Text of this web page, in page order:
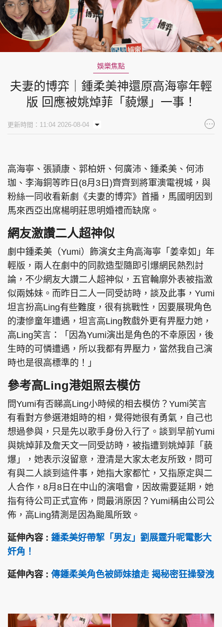
娛樂焦點
夫妻的博弈｜鍾柔美神還原高海寧年輕
版 回應被姚焯菲「藐爆」一事！
更新時間：11:04 2026-08-04
高海寧、張頴康、郭柏妍、何廣沛、鍾柔美、何沛
珈、李海銅等昨日(8月3日)齊齊到將軍澳電視城，與
粉絲一同收看新劇《夫妻的博弈》首播，馬國明因到
馬來西亞出席楊明莊思明婚禮而缺席。
網友激讚二人超神似
劇中鍾柔美（Yumi）飾演女主角高海寧「姜幸如」年
輕版，兩人在劇中的同款造型隨即引爆網民熱烈討
論，不少網友大讚二人超神似，五官輪廓外表被指激
似兩姊妹。而昨日二人一同受訪時，談及此事，Yumi
坦言扮高Ling有些難度，很有挑戰性，因要展現角色
的淒慘童年遭遇，坦言高Ling教戲外更有畀壓力她，
高Ling笑言：「因為Yumi演出是角色的不幸原因，後
生時的可憐遭遇，所以我都有畀壓力，當然我自己演
時也是很高標準的！」
參考高Ling港姐照去模仿
問Yumi有否睇高Ling小時候的相去模仿？Yumi笑言
有看對方參選港姐時的相，覺得她很有勇氣，自己也
想過參與，只是先以歌手身份入行了。談到早前Yumi
與姚焯菲及詹天文一同受訪時，被指遭到姚焯菲「藐
爆」，她表示沒留意，澄清是大家太老友所致，問可
有與二人談到這件事，她指大家都忙，又指原定與二
人合作，8月8日在中山的演唱會，因故需要延期，她
指有待公司正式宣佈，問最消原因？Yumi稱由公司公
佈，高Ling猜測是因為颱風所致。
延伸內容 : 鍾柔美好帶挈「男友」劉展霆升呢電影大
奸角！
延伸內容 : 傳鍾柔美角色被師妹搶走 揭秘密狂操發洩